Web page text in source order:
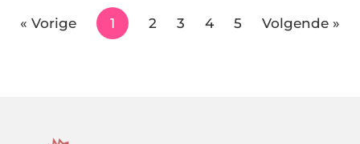
« Vorige 1 2 3 4 5 Volgende »